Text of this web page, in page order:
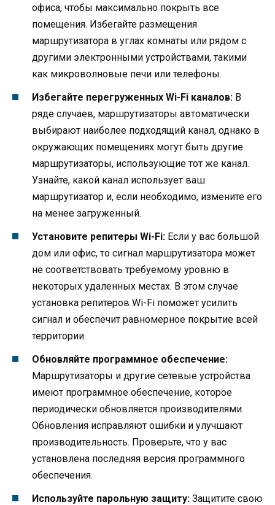
офиса, чтобы максимально покрыть все
помещения. Избегайте размещения
маршрутизатора в углах комнаты или рядом с
другими электронными устройствами, такими
как микроволновые печи или телефоны.
Избегайте перегруженных Wi-Fi каналов: В
ряде случаев, маршрутизаторы автоматически
выбирают наиболее подходящий канал, однако в
окружающих помещениях могут быть другие
маршрутизаторы, использующие тот же канал.
Узнайте, какой канал использует ваш
маршрутизатор и, если необходимо, измените его
на менее загруженный.
Установите репитеры Wi-Fi: Если у вас большой
дом или офис, то сигнал маршрутизатора может
не соответствовать требуемому уровню в
некоторых удаленных местах. В этом случае
установка репитеров Wi-Fi поможет усилить
сигнал и обеспечит равномерное покрытие всей
территории.
Обновляйте программное обеспечение:
Маршрутизаторы и другие сетевые устройства
имеют программное обеспечение, которое
периодически обновляется производителями.
Обновления исправляют ошибки и улучшают
производительность. Проверьте, что у вас
установлена последняя версия программного
обеспечения.
Используйте парольную защиту: Защитите свою